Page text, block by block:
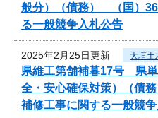
般分）（債務） （国）
る一般競争入札公告
2025年2月25日更新 大垣土
県維工第舗補暮17号 県
全・安心確保対策）（債
補修工事に関する一般競